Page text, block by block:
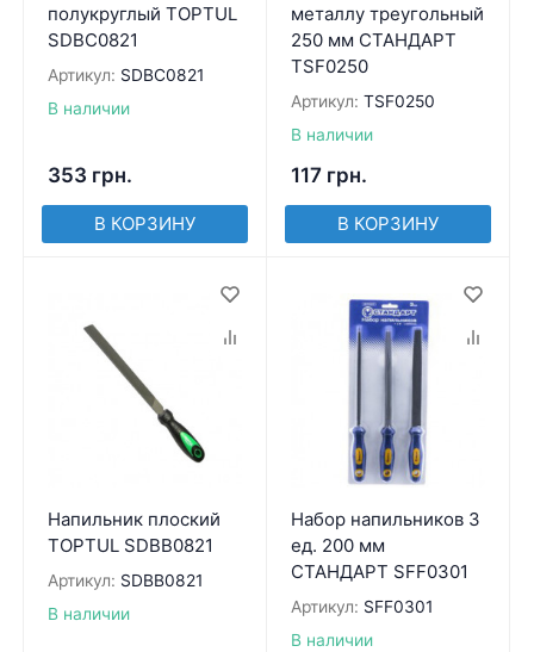
полукруглый TOPTUL
SDBC0821
Артикул: SDBC0821
В наличии
353 грн.
В КОРЗИНУ
металлу треугольный
250 мм СТАНДАРТ
TSF0250
Артикул: TSF0250
В наличии
117 грн.
В КОРЗИНУ
Напильник плоский
TOPTUL SDBB0821
Артикул: SDBB0821
В наличии
Набор напильников 3
ед. 200 мм
СТАНДАРТ SFF0301
Артикул: SFF0301
В наличии